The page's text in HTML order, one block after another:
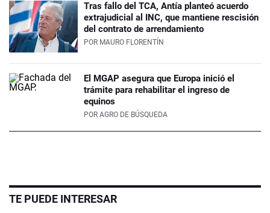
Tras fallo del TCA, Antía planteó acuerdo
extrajudicial al INC, que mantiene rescisión
del contrato de arrendamiento
POR MAURO FLORENTÍN
El MGAP asegura que Europa inició el
trámite para rehabilitar el ingreso de
equinos
POR AGRO DE BÚSQUEDA
TE PUEDE INTERESAR